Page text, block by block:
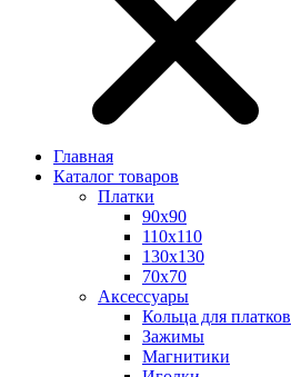
Главная
Каталог товаров
Платки
90x90
110x110
130x130
70х70
Аксессуары
Кольца для платков
Зажимы
Магнитики